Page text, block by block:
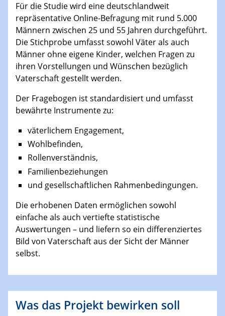
Für die Studie wird eine deutschlandweit
repräsentative Online-Befragung mit rund 5.000
Männern zwischen 25 und 55 Jahren durchgeführt.
Die Stichprobe umfasst sowohl Väter als auch
Männer ohne eigene Kinder, welchen Fragen zu
ihren Vorstellungen und Wünschen bezüglich
Vaterschaft gestellt werden.
Der Fragebogen ist standardisiert und umfasst
bewährte Instrumente zu:
väterlichem Engagement,
Wohlbefinden,
Rollenverständnis,
Familienbeziehungen
und gesellschaftlichen Rahmenbedingungen.
Die erhobenen Daten ermöglichen sowohl
einfache als auch vertiefte statistische
Auswertungen – und liefern so ein differenziertes
Bild von Vaterschaft aus der Sicht der Männer
selbst.
Was das Projekt bewirken soll